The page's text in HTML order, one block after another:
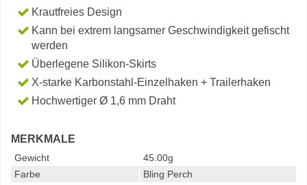
Krautfreies Design
Kann bei extrem langsamer Geschwindigkeit gefischt
werden
Überlegene Silikon-Skirts
X-starke Karbonstahl-Einzelhaken + Trailerhaken
Hochwertiger Ø 1,6 mm Draht
MERKMALE
Gewicht
45.00g
Farbe
Bling Perch